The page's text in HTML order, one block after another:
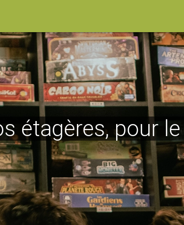
étagères, pour